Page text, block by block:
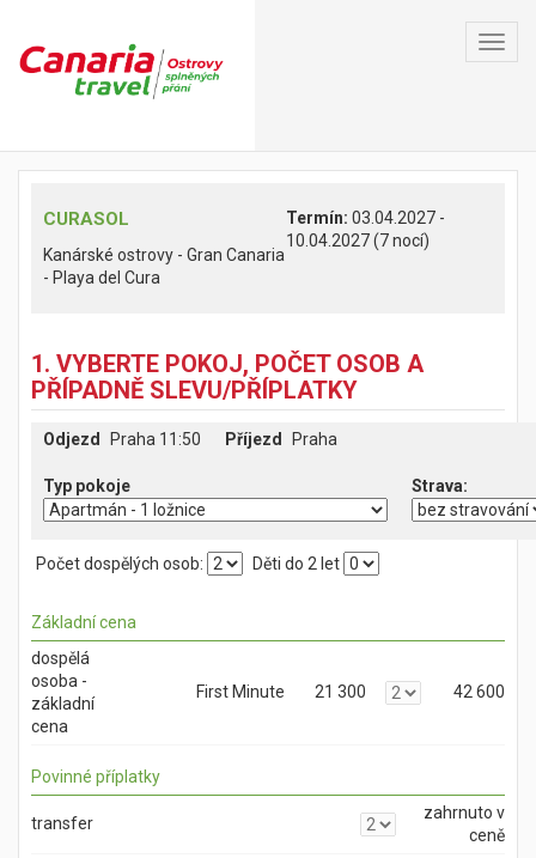
CURASOL
Kanárské ostrovy - Gran Canaria
- Playa del Cura
Termín: 03.04.2027 -
10.04.2027 (7 nocí)
1. VYBERTE POKOJ, POČET OSOB A
PŘÍPADNĚ SLEVU/PŘÍPLATKY
Odjezd Praha 11:50 Příjezd Praha
Typ pokoje
Počet dospělých osob: Děti do 2 let
Základní cena
dospělá
osoba -
základní
cena
First Minute 21 300 42 600
Povinné příplatky
transfer
zahrnuto v
ceně